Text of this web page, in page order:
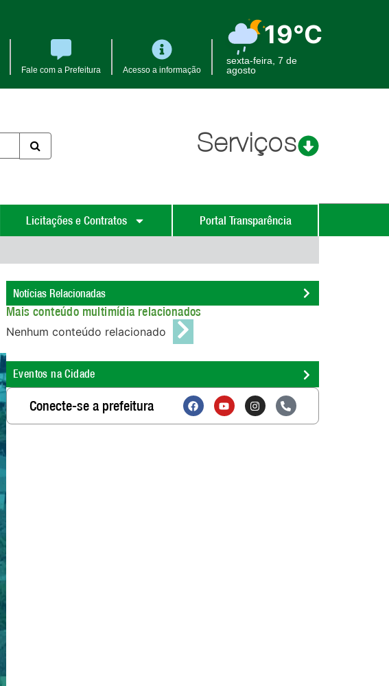
Fale com a Prefeitura Acesso a informação
19°C
sexta-feira, 7 de
agosto
Serviços
Licitações e Contratos Portal Transparência
Notícias Relacionadas
Mais conteúdo multimídia relacionados
Nenhum conteúdo relacionado
Eventos na Cidade
Conecte-se a prefeitura